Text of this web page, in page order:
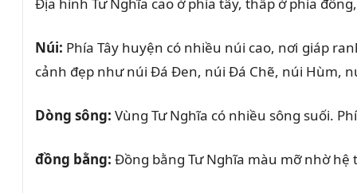
Núi: Phía Tây huyện có nhiều núi cao, nơi giáp
cảnh đẹp như núi Đá Đen, núi Đá Chẽ, núi Hùm,
Dòng sông: Vùng Tư Nghĩa có nhiều sông suối.
đồng bằng: Đồng bằng Tư Nghĩa màu mỡ nhờ